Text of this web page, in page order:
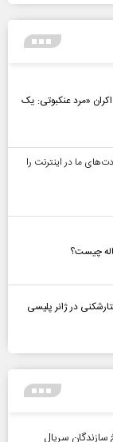
«مرد عنکبوتی: یک
ما در اینترنت را
در ژانر پلیسی
سریال